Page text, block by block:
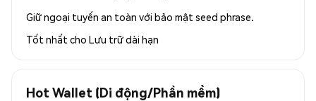
Giữ ngoại tuyến an toàn với bảo mật seed phrase.
Tốt nhất cho Lưu trữ dài hạn
Hot Wallet (Di động/Phần mềm)